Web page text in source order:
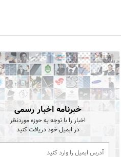
خبرنامه اخبار رسمی
اخبار را با توجه به حوزه موردنظر
در ایمیل خود دریافت کنید